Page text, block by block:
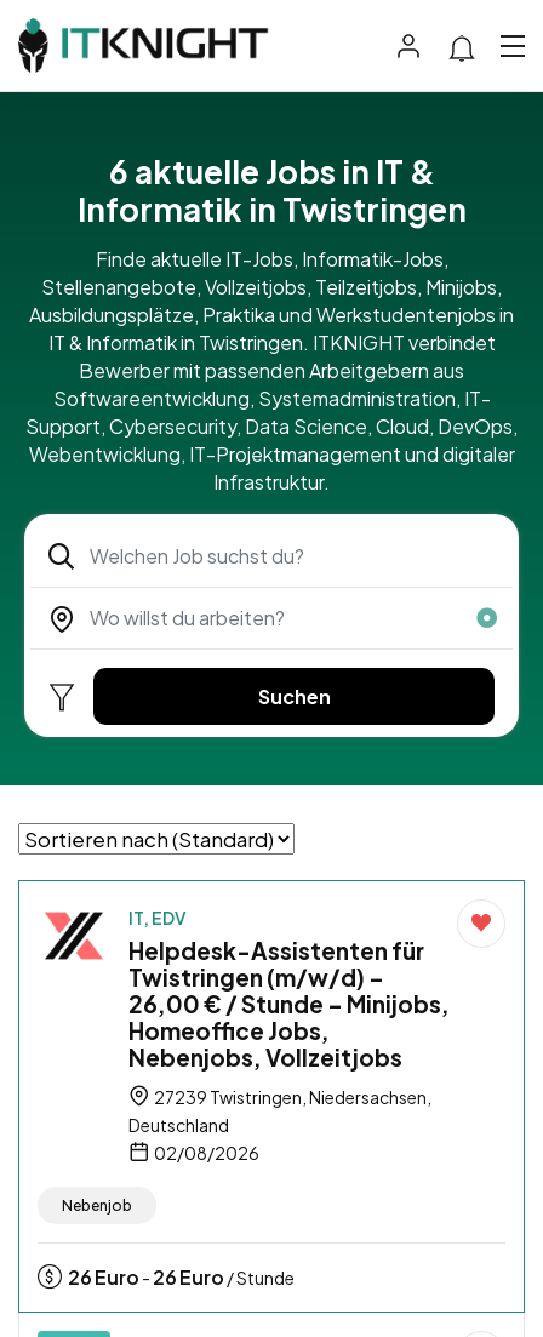
6 aktuelle Jobs in IT &
Informatik in Twistringen
Finde aktuelle IT-Jobs, Informatik-Jobs,
Stellenangebote, Vollzeitjobs, Teilzeitjobs, Minijobs,
Ausbildungsplätze, Praktika und Werkstudentenjobs in
IT & Informatik in Twistringen. ITKNIGHT verbindet
Bewerber mit passenden Arbeitgebern aus
Softwareentwicklung, Systemadministration, IT-
Support, Cybersecurity, Data Science, Cloud, DevOps,
Webentwicklung, IT-Projektmanagement und digitaler
Infrastruktur.
Suchen
IT, EDV
Helpdesk-Assistenten für
Twistringen (m/w/d) –
26,00 € / Stunde – Minijobs,
Homeoffice Jobs,
Nebenjobs, Vollzeitjobs
27239 Twistringen, Niedersachsen,
Deutschland
02/08/2026
Nebenjob
26Euro - 26Euro / Stunde